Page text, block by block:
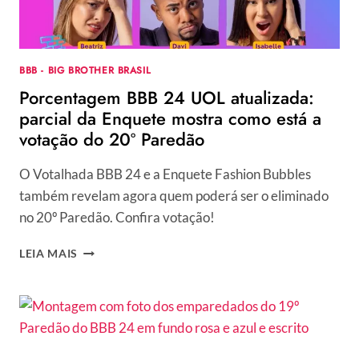
A
VOTAÇÃO
DO
PAREDÃO
BBB - BIG BROTHER BRASIL
Porcentagem BBB 24 UOL atualizada:
parcial da Enquete mostra como está a
votação do 20º Paredão
O Votalhada BBB 24 e a Enquete Fashion Bubbles
também revelam agora quem poderá ser o eliminado
no 20º Paredão. Confira votação!
LEIA MAIS PORCENTAGEM
ATUALIZADA:
PARCIAL